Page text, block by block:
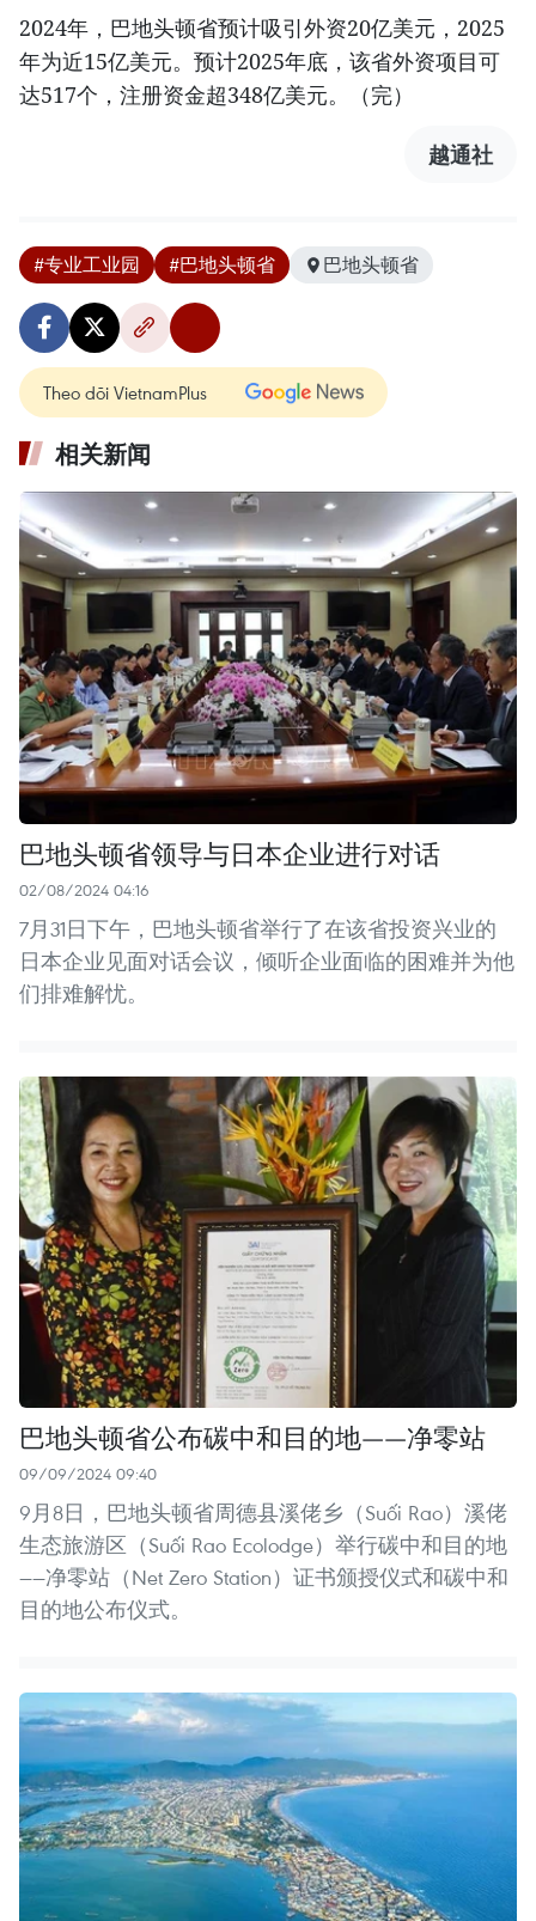
2024年，巴地头顿省预计吸引外资20亿美元，2025
年为近15亿美元。预计2025年底，该省外资项目可
达517个，注册资金超348亿美元。（完）
越通社
#专业工业园 #巴地头顿省 巴地头顿省
Theo dõi VietnamPlus
相关新闻
巴地头顿省领导与日本企业进行对话
02/08/2024 04:16
7月31日下午，巴地头顿省举行了在该省投资兴业的
日本企业见面对话会议，倾听企业面临的困难并为他
们排难解忧。
巴地头顿省公布碳中和目的地——净零站
09/09/2024 09:40
9月8日，巴地头顿省周德县溪佬乡（Suối Rao）溪佬
生态旅游区（Suối Rao Ecolodge）举行碳中和目的地
——净零站（Net Zero Station）证书颁授仪式和碳中和
目的地公布仪式。